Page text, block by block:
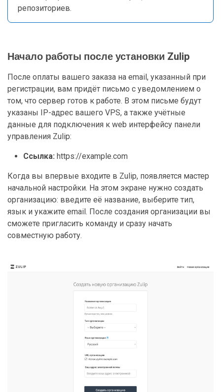
репозиториев.
Начало работы после установки Zulip
После оплаты вашего заказа на email, указанный при
регистрации, вам придёт письмо с уведомлением о
том, что сервер готов к работе. В этом письме будут
указаны IP-адрес вашего VPS, а также учётные
данные для подключения к web интерфейсу панели
управления Zulip:
Ссылка: https://example.com
Когда вы впервые входите в Zulip, появляется мастер
начальной настройки. На этом экране нужно создать
организацию: введите её название, выберите тип,
язык и укажите email. После создания организации вы
сможете пригласить команду и сразу начать
совместную работу.